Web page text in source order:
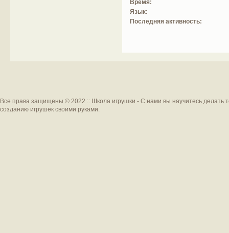
Время:
Язык:
Последняя активность:
Все права защищены © 2022 :: Школа игрушки - С нами вы научитесь делать
созданию игрушек своими руками.